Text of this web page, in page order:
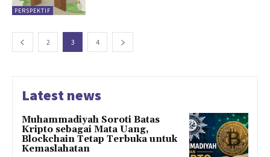
PERSPEKTIF
2 3 4
Latest news
Muhammadiyah Soroti Batas
Kripto sebagai Mata Uang,
Blockchain Tetap Terbuka untuk
Kemaslahatan